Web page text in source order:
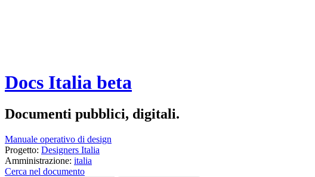
Docs Italia beta
Documenti pubblici, digitali.
Manuale operativo di design
Progetto: Designers Italia
Amministrazione: italia
Cerca nel documento